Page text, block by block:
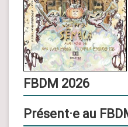
FBDM 2026
Présent·e au